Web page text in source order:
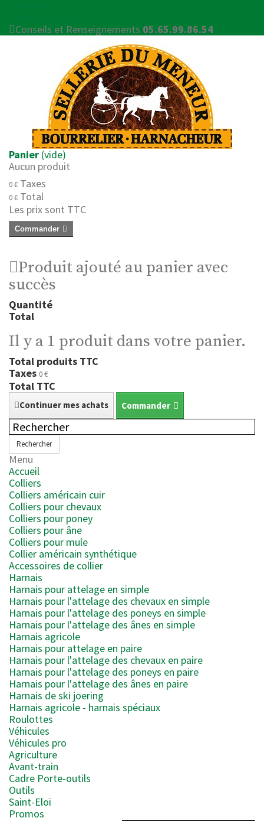
Conseils et Renseignements 05.65.99.86.54
Panier (vide)
Aucun produit
0 € Taxes
0 € Total
Les prix sont TTC
Commander
Produit ajouté au panier avec
succès
Quantité
Total
Il y a 1 produit dans votre panier.
Total produits TTC
Taxes 0 €
Total TTC
Continuer mes achats Commander
Rechercher
Menu
Accueil
Colliers
Colliers américain cuir
Colliers pour chevaux
Colliers pour poney
Colliers pour âne
Colliers pour mule
Collier américain synthétique
Accessoires de collier
Harnais
Harnais pour attelage en simple
Harnais pour l'attelage des chevaux en simple
Harnais pour l'attelage des poneys en simple
Harnais pour l'attelage des ânes en simple
Harnais agricole
Harnais pour attelage en paire
Harnais pour l'attelage des chevaux en paire
Harnais pour l'attelage des poneys en paire
Harnais pour l'attelage des ânes en paire
Harnais de ski joering
Harnais agricole - harnais spéciaux
Roulottes
Véhicules
Véhicules pro
Agriculture
Avant-train
Cadre Porte-outils
Outils
Saint-Eloi
Promos